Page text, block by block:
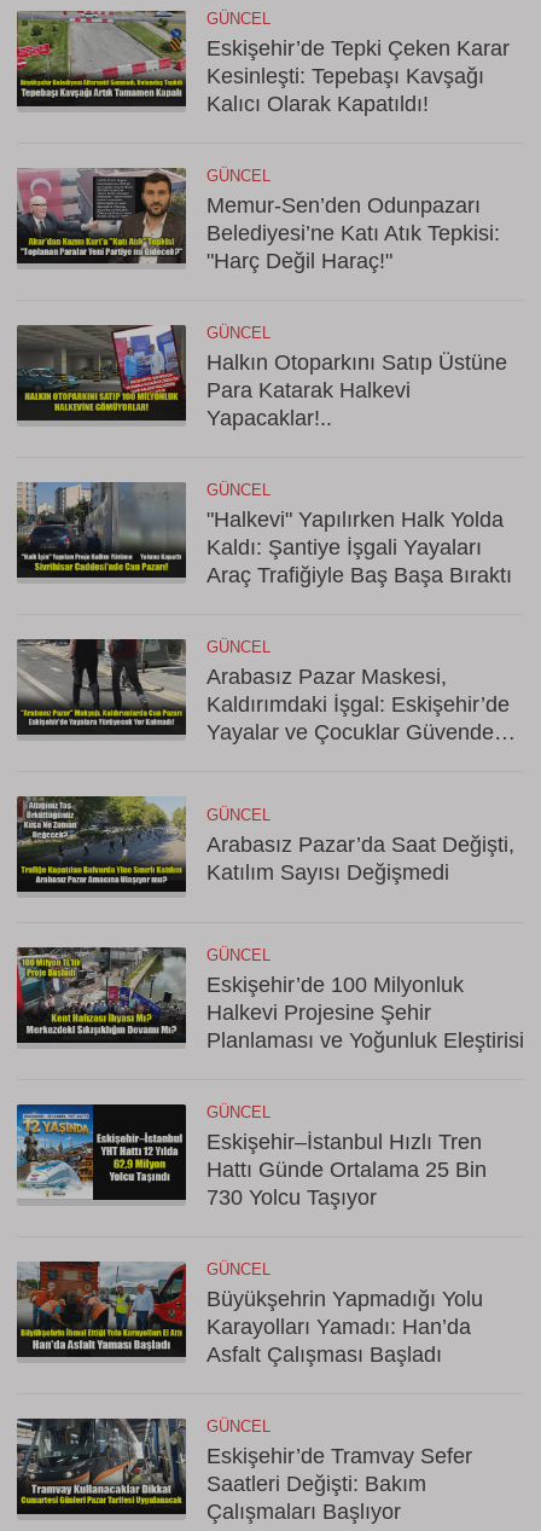
GÜNCEL
Eskişehir’de Tepki Çeken Karar
Kesinleşti: Tepebaşı Kavşağı
Kalıcı Olarak Kapatıldı!
GÜNCEL
Memur-Sen’den Odunpazarı
Belediyesi’ne Katı Atık Tepkisi:
"Harç Değil Haraç!"
GÜNCEL
Halkın Otoparkını Satıp Üstüne
Para Katarak Halkevi
Yapacaklar!..
GÜNCEL
"Halkevi" Yapılırken Halk Yolda
Kaldı: Şantiye İşgali Yayaları
Araç Trafiğiyle Baş Başa Bıraktı
GÜNCEL
Arabasız Pazar Maskesi,
Kaldırımdaki İşgal: Eskişehir’de
Yayalar ve Çocuklar Güvende
GÜNCEL
Arabasız Pazar’da Saat Değişti,
Katılım Sayısı Değişmedi
GÜNCEL
Eskişehir’de 100 Milyonluk
Halkevi Projesine Şehir
Planlaması ve Yoğunluk Eleştirisi
GÜNCEL
Eskişehir–İstanbul Hızlı Tren
Hattı Günde Ortalama 25 Bin
730 Yolcu Taşıyor
GÜNCEL
Büyükşehrin Yapmadığı Yolu
Karayolları Yamadı: Han’da
Asfalt Çalışması Başladı
GÜNCEL
Eskişehir’de Tramvay Sefer
Saatleri Değişti: Bakım
Çalışmaları Başlıyor